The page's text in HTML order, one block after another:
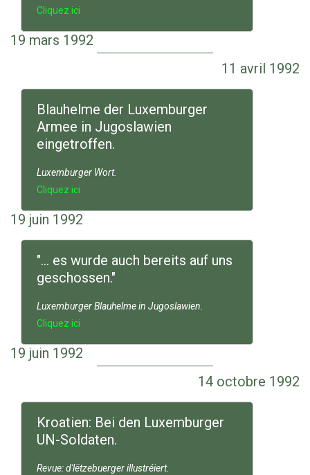
Cliquez ici
19 mars 1992
11 avril 1992
Blauhelme der Luxemburger
Armee in Jugoslawien
eingetroffen.
Luxemburger Wort.
Cliquez ici
19 juin 1992
"... es wurde auch bereits auf uns
geschossen."
Luxemburger Blauhelme in Jugoslawien.
Cliquez ici
19 juin 1992
14 octobre 1992
Kroatien: Bei den Luxemburger
UN-Soldaten.
Revue: d'lëtzebuerger illustréiert.